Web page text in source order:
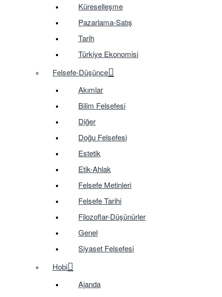
Küreselleşme
Pazarlama-Satış
Tarih
Türkiye Ekonomisi
Felsefe-Düşünce
Akımlar
Bilim Felsefesi
Diğer
Doğu Felsefesi
Estetik
Etik-Ahlak
Felsefe Metinleri
Felsefe Tarihi
Filozoflar-Düşünürler
Genel
Siyaset Felsefesi
Hobi
Ajanda